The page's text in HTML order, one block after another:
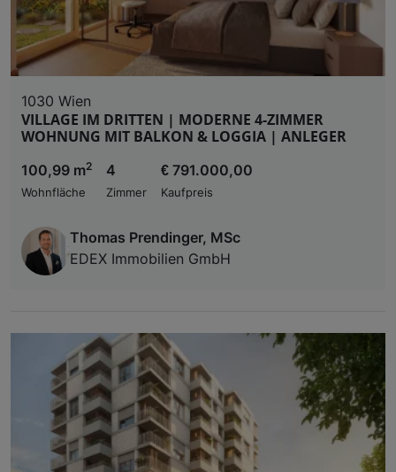
1030 Wien
VILLAGE IM DRITTEN | MODERNE 4-ZIMMER
WOHNUNG MIT BALKON & LOGGIA | ANLEGER
100,99 m2
Wohnfläche
4
Zimmer
€ 791.000,00
Kaufpreis
Thomas Prendinger, MSc
EDEX Immobilien GmbH